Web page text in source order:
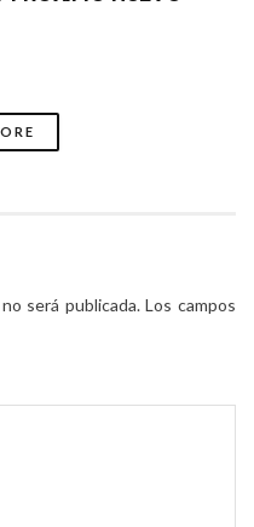
será publicada. Los campos